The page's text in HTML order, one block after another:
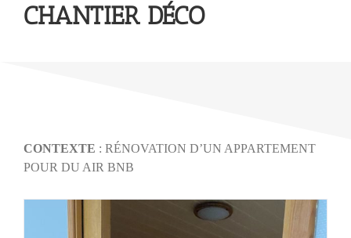
CHANTIER DÉCO
CONTEXTE : RÉNOVATION D’UN APPARTEMENT
POUR DU AIR BNB